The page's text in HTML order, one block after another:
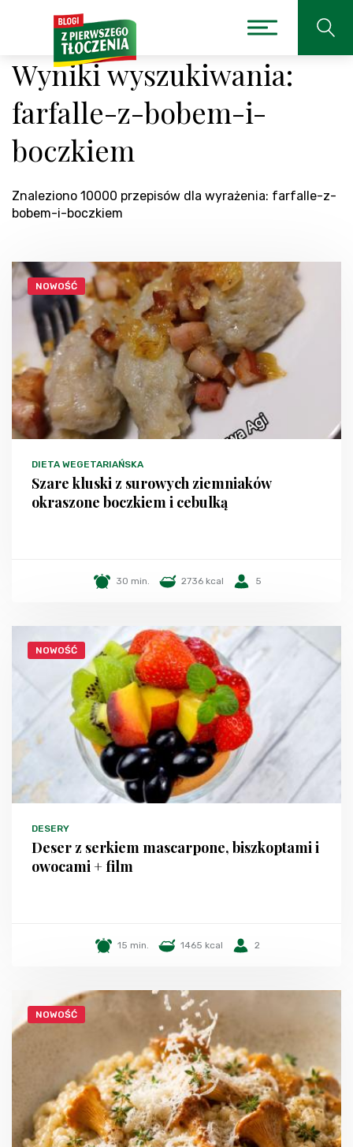
Wyniki wyszukiwania:
farfalle-z-bobem-i-
boczkiem
Znaleziono 10000 przepisów dla wyrażenia: farfalle-z-
bobem-i-boczkiem
NOWOŚĆ
DIETA WEGETARIAŃSKA
Szare kluski z surowych ziemniaków
okraszone boczkiem i cebulką
30 min. 2736 kcal 5
NOWOŚĆ
DESERY
Deser z serkiem mascarpone, biszkoptami i
owocami + film
15 min. 1465 kcal 2
NOWOŚĆ